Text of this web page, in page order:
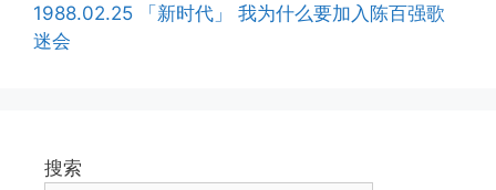
1988.02.25 「新时代」 我为什么要加入陈百强歌
迷会
搜索